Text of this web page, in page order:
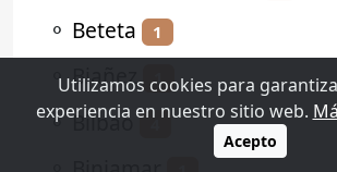
⚬ Beteta 1
⚬Biañez 1
⚬Bilbao 4
Utilizamos cookies para
experiencia en nuestro sitio web.
Acepto